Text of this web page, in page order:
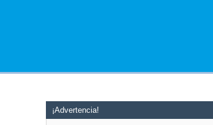
¡Advertencia!